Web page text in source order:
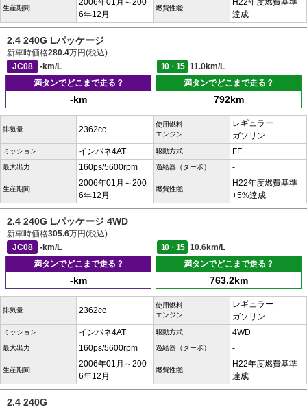
生産期間
2006年01月～200
6年12月
燃費性能
H22年度燃費基準
達成
2.4 240G Lパッケージ
新車時価格280.4万円(税込)
JC08
-km/L 10・15
11.0km/L
満タンでどこまで走る？
-km
満タンでどこまで走る？
792km
排気量 2362cc
使用燃料
エンジン
レギュラー
ガソリン
ミッション インパネ4AT 駆動方式 FF
最大出力 160ps/5600rpm 過給器（ターボ） -
生産期間
2006年01月～200
6年12月
燃費性能
H22年度燃費基準
+5%達成
2.4 240G Lパッケージ 4WD
新車時価格305.6万円(税込)
JC08
-km/L 10・15
10.6km/L
満タンでどこまで走る？
-km
満タンでどこまで走る？
763.2km
排気量 2362cc
使用燃料
エンジン
レギュラー
ガソリン
ミッション インパネ4AT 駆動方式 4WD
最大出力 160ps/5600rpm 過給器（ターボ） -
生産期間
2006年01月～200
6年12月
燃費性能
H22年度燃費基準
達成
2.4 240G